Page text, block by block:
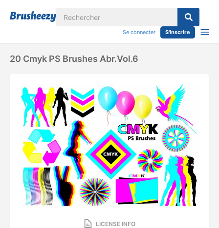
Se connecter S'inscrire
20 Cmyk PS Brushes Abr.Vol.6
LICENSE INFO